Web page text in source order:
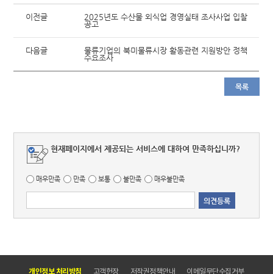
이전글
2025년도 수산물 외식업 경영실태 조사사업 입찰
공고
다음글
물류기업의 북미물류시장 활동관련 지원방안 정책
수요조사
목록
현재페이지에서 제공되는 서비스에 대하여 만족하십니까?
매우만족 만족 보통 불만족 매우불만족
개인정보 처리방침 고객헌장 저작권정책안내 이메일무단수집거부